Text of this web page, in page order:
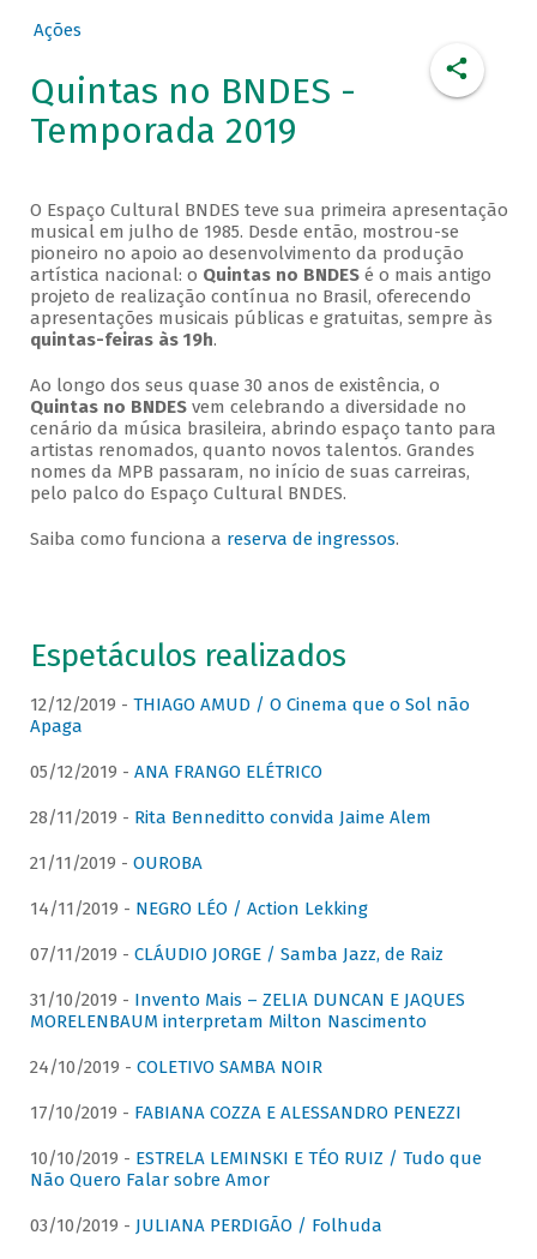
Ações
Quintas no BNDES -
Temporada 2019
O Espaço Cultural BNDES teve sua primeira apresentação
musical em julho de 1985. Desde então, mostrou-se
pioneiro no apoio ao desenvolvimento da produção
artística nacional: o Quintas no BNDESé o mais antigo
projeto de realização contínua no Brasil, oferecendo
apresentações musicais públicas e gratuitas, sempre às
quintas-feiras às 19h.
Ao longo dos seus quase 30 anos de existência, o
Quintas no BNDESvem celebrando a diversidade no
cenário da música brasileira, abrindo espaço tanto para
artistas renomados, quanto novos talentos. Grandes
nomes da MPB passaram, no início de suas carreiras,
pelo palco do Espaço Cultural BNDES.
Saiba como funciona a reserva de ingressos.
Espetáculos realizados
12/12/2019 - THIAGO AMUD / O Cinema que o Sol não
Apaga
05/12/2019 - ANA FRANGO ELÉTRICO
28/11/2019 - Rita Benneditto convida Jaime Alem
21/11/2019 - OUROBA
14/11/2019 - NEGRO LÉO / Action Lekking
07/11/2019 - CLÁUDIO JORGE / Samba Jazz, de Raiz
31/10/2019 - Invento Mais – ZELIA DUNCAN E JAQUES
MORELENBAUM interpretam Milton Nascimento
24/10/2019 - COLETIVO SAMBA NOIR
17/10/2019 - FABIANA COZZA E ALESSANDRO PENEZZI
10/10/2019 - ESTRELA LEMINSKI E TÉO RUIZ / Tudo que
Não Quero Falar sobre Amor
03/10/2019 - JULIANA PERDIGÃO / Folhuda